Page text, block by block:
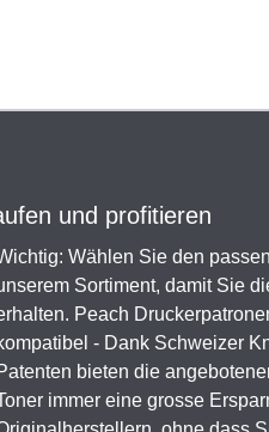
und profitieren
Wählen Sie den
Sortiment, damit Sie
Peach
- Dank Schweizer
bieten die
immer eine grosse